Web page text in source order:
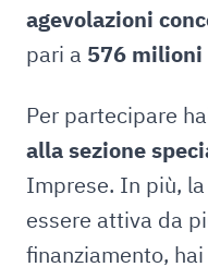
agevolazioni
pari a 576 milioni
Per partecipare
alla sezione
Imprese. In più,
essere attiva da
finanziamento,